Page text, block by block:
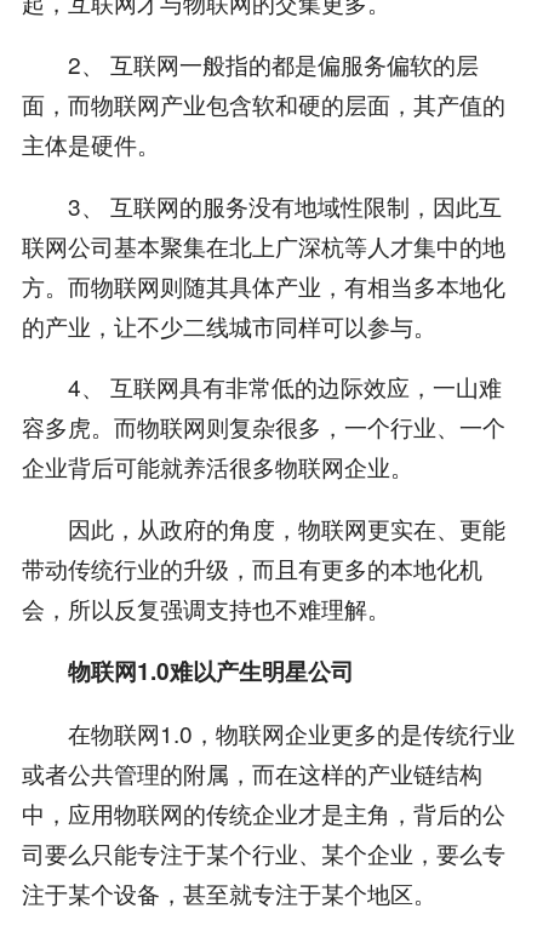
2、 互联网一般指的都是偏服务偏软的层
面，而物联网产业包含软和硬的层面，其产值的
主体是硬件。
3、 互联网的服务没有地域性限制，因此互
联网公司基本聚集在北上广深杭等人才集中的地
方。而物联网则随其具体产业，有相当多本地化
的产业，让不少二线城市同样可以参与。
4、 互联网具有非常低的边际效应，一山难
容多虎。而物联网则复杂很多，一个行业、一个
企业背后可能就养活很多物联网企业。
因此，从政府的角度，物联网更实在、更能
带动传统行业的升级，而且有更多的本地化机
会，所以反复强调支持也不难理解。
物联网1.0难以产生明星公司
在物联网1.0，物联网企业更多的是传统行业
或者公共管理的附属，而在这样的产业链结构
中，应用物联网的传统企业才是主角，背后的公
司要么只能专注于某个行业、某个企业，要么专
注于某个设备，甚至就专注于某个地区。